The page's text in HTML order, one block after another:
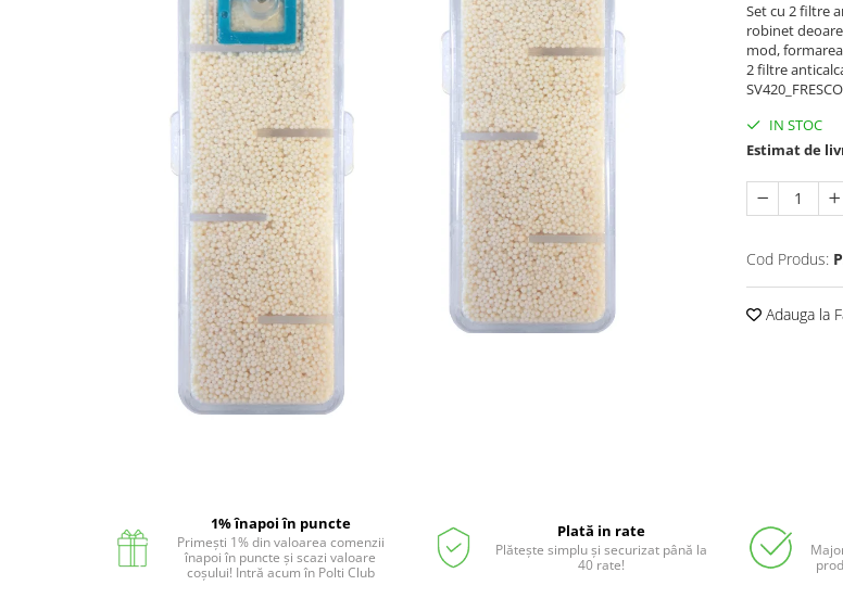
Aparate de calcat vertical
Mese de calcat profesionale
Statii de calcat cu boiler
Statii de calcat cu pompa
Statii de calcat profesionale
Accesorii & Consumabile
Facebook
Set cu 2 filtre
robinet
mod,
2 filtre
IN STOC
Estimat de
Cod Produs:
Adauga la
1% înapoi în puncte
Primești 1% din valoarea comenzii
înapoi în puncte și scazi valoare
coșului! Intră acum în Polti Club
Plată in rate
Plătește simplu și securizat până la
40 rate!